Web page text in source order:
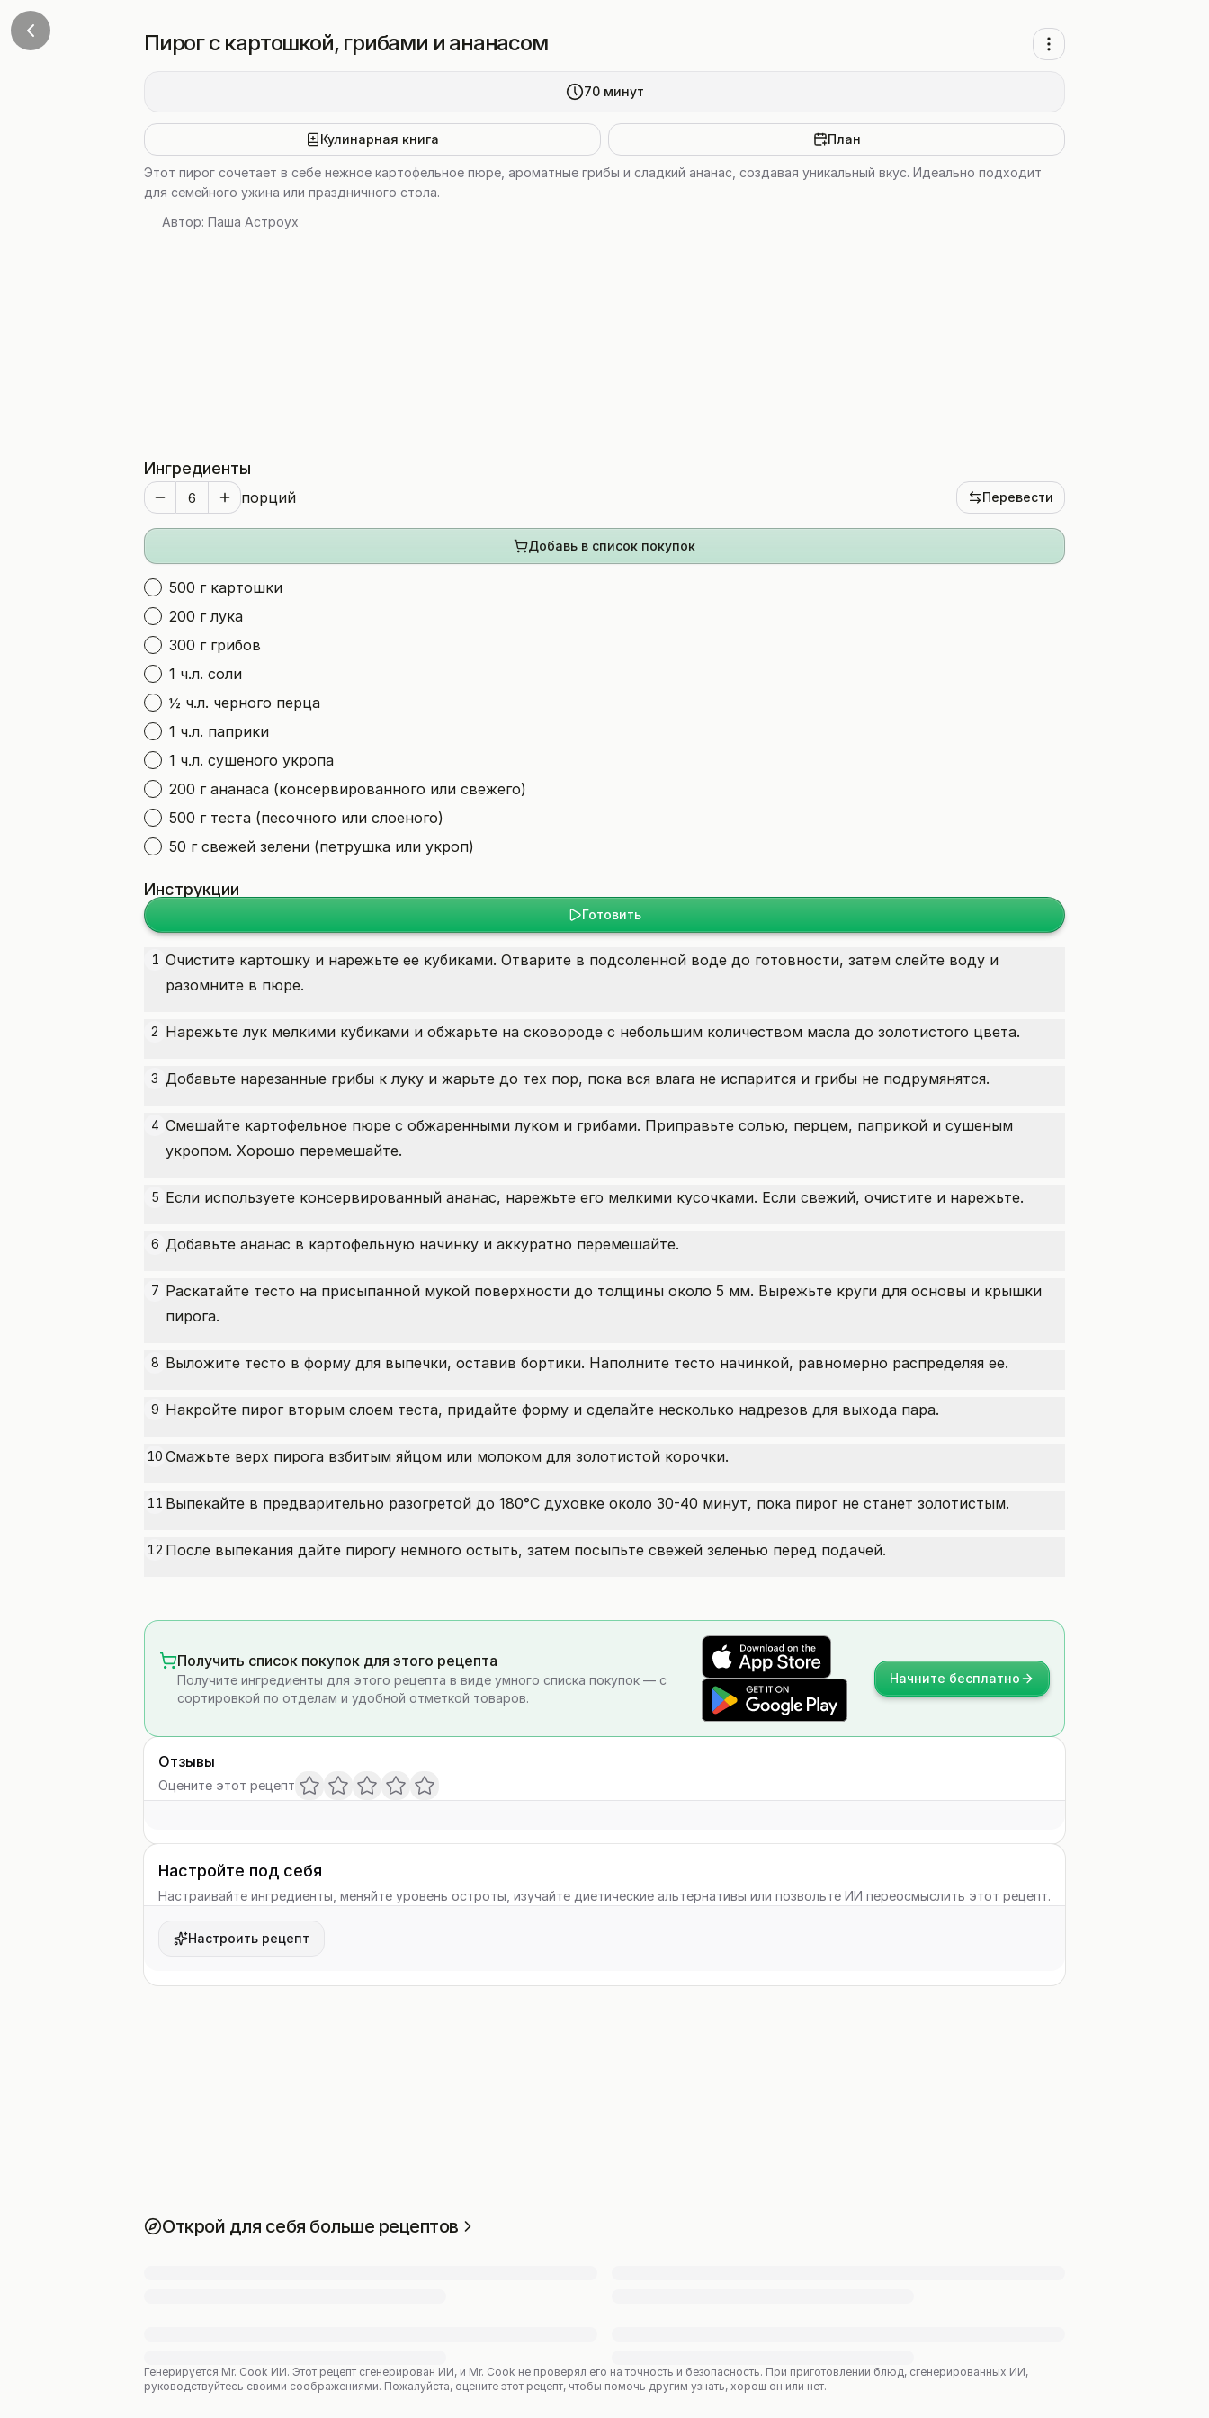
Пирог с картошкой, грибами и ананасом
70 минут
Кулинарная книга План
Этот пирог сочетает в себе нежное картофельное пюре, ароматные грибы и сладкий ананас, создавая уникальный вкус. Идеально подходит
для семейного ужина или праздничного стола.
Автор: Паша Астроух
Ингредиенты
порций Перевести
Добавь в список покупок
500 г картошки
200 г лука
300 г грибов
1 ч.л. соли
½ ч.л. черного перца
1 ч.л. паприки
1 ч.л. сушеного укропа
200 г ананаса (консервированного или свежего)
500 г теста (песочного или слоеного)
50 г свежей зелени (петрушка или укроп)
Инструкции
Готовить
1 Очистите картошку и нарежьте ее кубиками. Отварите в подсоленной воде до готовности, затем слейте воду и
разомните в пюре.
2 Нарежьте лук мелкими кубиками и обжарьте на сковороде с небольшим количеством масла до золотистого цвета.
3 Добавьте нарезанные грибы к луку и жарьте до тех пор, пока вся влага не испарится и грибы не подрумянятся.
4 Смешайте картофельное пюре с обжаренными луком и грибами. Приправьте солью, перцем, паприкой и сушеным
укропом. Хорошо перемешайте.
5 Если используете консервированный ананас, нарежьте его мелкими кусочками. Если свежий, очистите и нарежьте.
6 Добавьте ананас в картофельную начинку и аккуратно перемешайте.
7 Раскатайте тесто на присыпанной мукой поверхности до толщины около 5 мм. Вырежьте круги для основы и крышки
пирога.
8 Выложите тесто в форму для выпечки, оставив бортики. Наполните тесто начинкой, равномерно распределяя ее.
9 Накройте пирог вторым слоем теста, придайте форму и сделайте несколько надрезов для выхода пара.
10 Смажьте верх пирога взбитым яйцом или молоком для золотистой корочки.
11 Выпекайте в предварительно разогретой до 180°C духовке около 30-40 минут, пока пирог не станет золотистым.
12 После выпекания дайте пирогу немного остыть, затем посыпьте свежей зеленью перед подачей.
Получить список покупок для этого рецепта
Получите ингредиенты для этого рецепта в виде умного списка покупок — с
сортировкой по отделам и удобной отметкой товаров.
Начните бесплатно
Отзывы
Оцените этот рецепт
Настройте под себя
Настраивайте ингредиенты, меняйте уровень остроты, изучайте диетические альтернативы или позвольте ИИ переосмыслить этот рецепт.
Настроить рецепт
Открой для себя больше рецептов
Генерируется Mr. Cook ИИ. Этот рецепт сгенерирован ИИ, и Mr. Cook не проверял его на точность и безопасность. При приготовлении блюд, сгенерированных ИИ,
руководствуйтесь своими соображениями. Пожалуйста, оцените этот рецепт, чтобы помочь другим узнать, хорош он или нет.